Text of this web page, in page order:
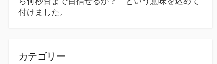
付けました。
カテゴリー